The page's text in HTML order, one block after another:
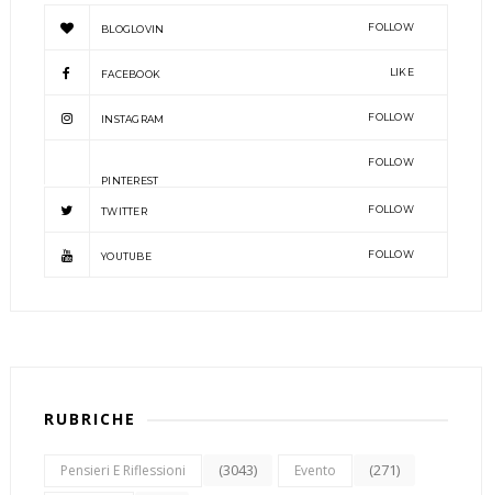
BLOGLOVIN FOLLOW
FACEBOOK LIKE
INSTAGRAM FOLLOW
PINTEREST
FOLLOW
TWITTER FOLLOW
YOUTUBE FOLLOW
RUBRICHE
Pensieri E Riflessioni (3043) Evento (271)